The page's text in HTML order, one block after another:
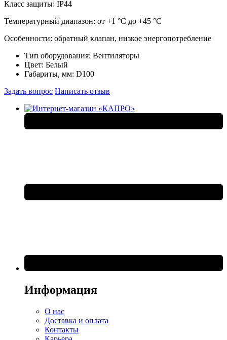
Класс защиты: IP44
Температурный диапазон: от +1 °C до +45 °C
Особенности: обратный клапан, низкое энергопотребление
Тип оборудования: Вентиляторы
Цвет: Белый
Габариты, мм: D100
Задать вопрос Написать отзыв
Информация
О нас
Доставка и оплата
Контакты